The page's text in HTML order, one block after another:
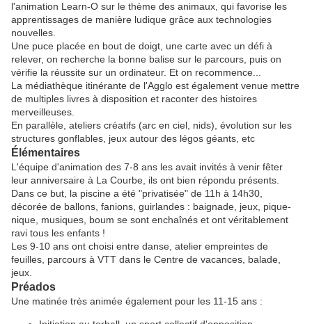
l'animation Learn-O sur le thème des animaux, qui favorise les
apprentissages de manière ludique grâce aux technologies
nouvelles.
Une puce placée en bout de doigt, une carte avec un défi à
relever, on recherche la bonne balise sur le parcours, puis on
vérifie la réussite sur un ordinateur. Et on recommence...
La médiathèque itinérante de l'Agglo est également venue mettre
de multiples livres à disposition et raconter des histoires
merveilleuses.
En parallèle, ateliers créatifs (arc en ciel, nids), évolution sur les
structures gonflables, jeux autour des légos géants, etc
Élémentaires
L'équipe d'animation des 7-8 ans les avait invités à venir fêter
leur anniversaire à La Courbe, ils ont bien répondu présents.
Dans ce but, la piscine a été "privatisée" de 11h à 14h30,
décorée de ballons, fanions, guirlandes : baignade, jeux, pique-
nique, musiques, boum se sont enchaînés et ont véritablement
ravi tous les enfants !
Les 9-10 ans ont choisi entre danse, atelier empreintes de
feuilles, parcours à VTT dans le Centre de vacances, balade,
jeux.
Préados
Une matinée très animée également pour les 11-15 ans :